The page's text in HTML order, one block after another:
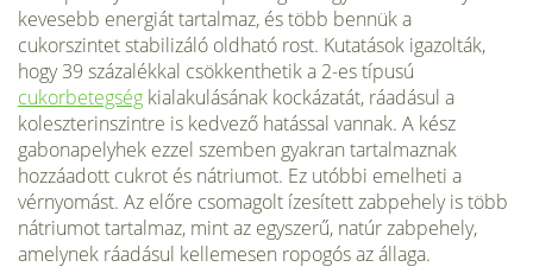
kevesebb energiát tartalmaz, és több bennük a
cukorszintet stabi­lizáló oldható rost. Kutatások igazolták,
hogy 39 százalékkal csökkenthetik a 2-es típusú
cukorbetegség kialakulásának kockázatát, ráadásul a
koleszterinszintre is kedvező hatással vannak. A kész
gabonapelyhek ezzel szemben gyakran tartal­maznak
hozzáadott cukrot és nátriumot. Ez utóbbi emelheti a
vérnyomást. Az előre csomagolt ízesített zabpehely is több
nátriumot tartalmaz, mint az egyszerű, natúr zabpehely,
amelynek ráadásul kellemesen ropogós az állaga.